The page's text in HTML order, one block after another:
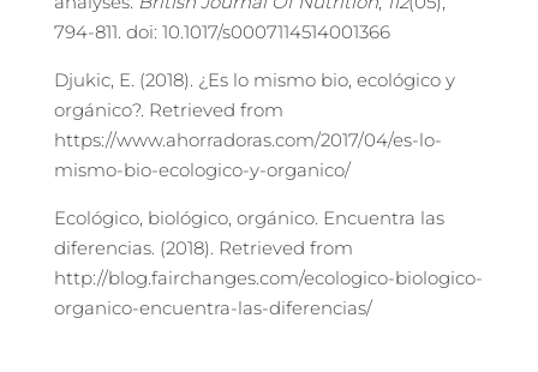
794-811. doi: 10.1017/s0007114514001366
Djukic, E. (2018). ¿Es lo mismo bio, ecológico y
orgánico?. Retrieved from
https://www.ahorradoras.com/2017/04/es-lo-
mismo-bio-ecologico-y-organico/
Ecológico, biológico, orgánico. Encuentra las
diferencias. (2018). Retrieved from
http://blog.fairchanges.com/ecologico-biologico-
organico-encuentra-las-diferencias/